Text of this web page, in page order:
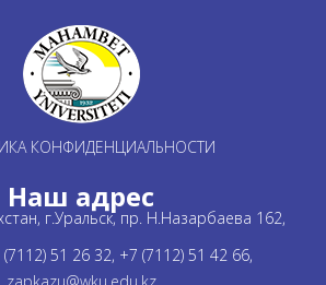
КОНФИДЕНЦИАЛЬНОСТИ
Наш адрес
г.Уральск, пр. Н.Назарбаева 162,
51 26 32, +7 (7112) 51 42 66,
zapkazu@wku.edu.kz